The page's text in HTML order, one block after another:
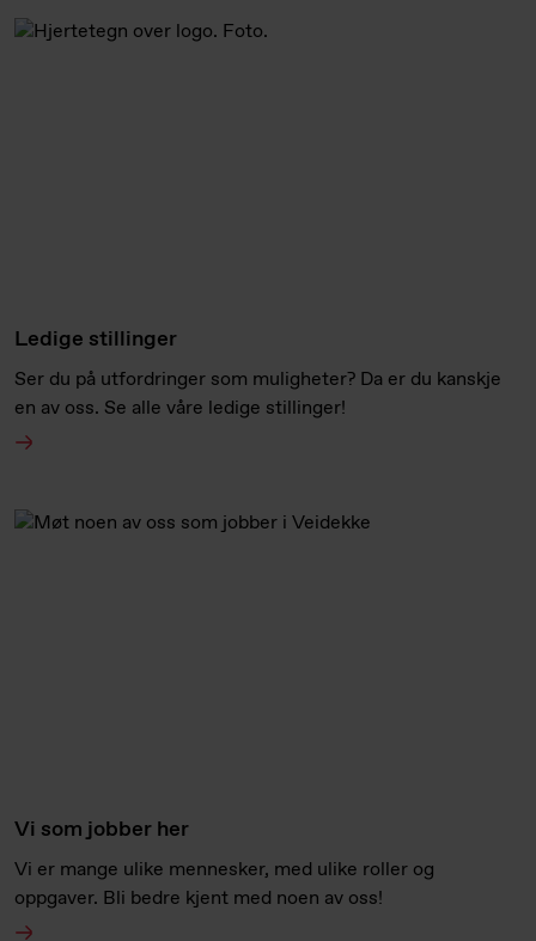
Ledige stillinger
Ser du på utfordringer som muligheter? Da er du kanskje
en av oss. Se alle våre ledige stillinger!
Vi som jobber her
Vi er mange ulike mennesker, med ulike roller og
oppgaver. Bli bedre kjent med noen av oss!